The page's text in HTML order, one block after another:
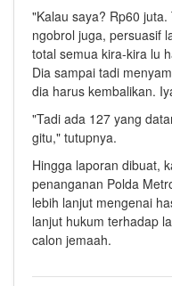
"Kalau saya? Rp60
ngobrol juga, persuasif
total semua kira-kira lu
Dia sampai tadi
dia harus kembalikan.
"Tadi ada 127 yang
gitu," tutupnya.
Hingga laporan dibuat,
penanganan Polda
lebih lanjut mengenai
lanjut hukum terhadap
calon jemaah.